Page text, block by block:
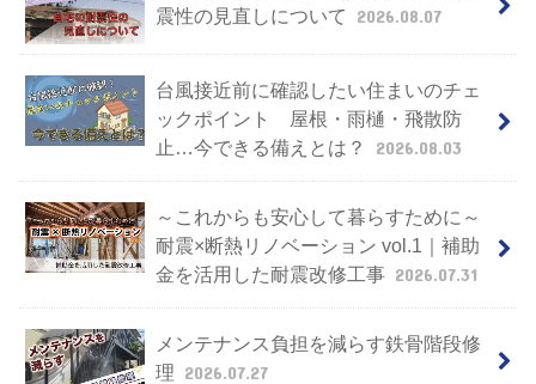
震性の見直しについて
2026.08.07
台風接近前に確認したい住まいのチェ
ックポイント 屋根・雨樋・飛散防
止…今できる備えとは？
2026.08.03
～これからも安心して暮らすために～
耐震×断熱リノベーション vol.1｜補助
金を活用した耐震改修工事 2026.07.31
メンテナンス負担を減らす鉄骨階段修
理 2026.07.27